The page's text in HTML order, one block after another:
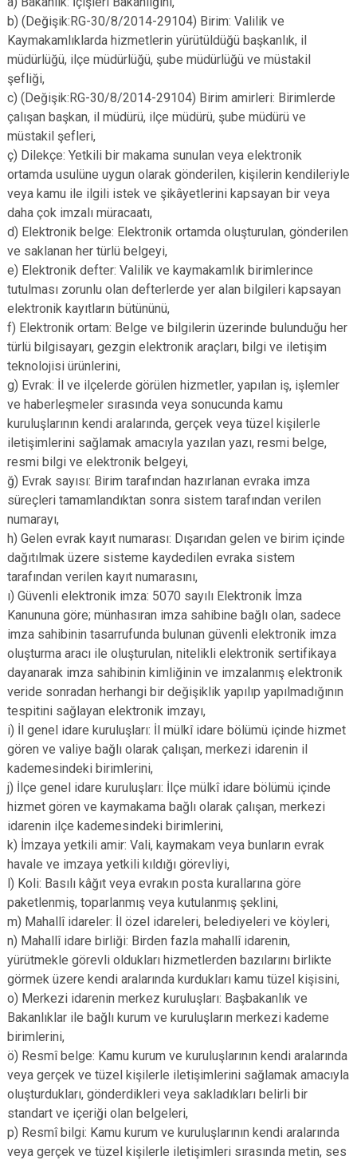
b) (Değişik:RG-30/8/2014-29104) Birim: Valilik ve
Kaymakamlıklarda hizmetlerin yürütüldüğü başkanlık, il
müdürlüğü, ilçe müdürlüğü, şube müdürlüğü ve müstakil
şefliği,
c) (Değişik:RG-30/8/2014-29104) Birim amirleri: Birimlerde
çalışan başkan, il müdürü, ilçe müdürü, şube müdürü ve
müstakil şefleri,
ç) Dilekçe: Yetkili bir makama sunulan veya elektronik
ortamda usulüne uygun olarak gönderilen, kişilerin kendileriyle
veya kamu ile ilgili istek ve şikâyetlerini kapsayan bir veya
daha çok imzalı müracaatı,
d) Elektronik belge: Elektronik ortamda oluşturulan, gönderilen
ve saklanan her türlü belgeyi,
e) Elektronik defter: Valilik ve kaymakamlık birimlerince
tutulması zorunlu olan defterlerde yer alan bilgileri kapsayan
elektronik kayıtların bütününü,
f) Elektronik ortam: Belge ve bilgilerin üzerinde bulunduğu her
türlü bilgisayarı, gezgin elektronik araçları, bilgi ve iletişim
teknolojisi ürünlerini,
g) Evrak: İl ve ilçelerde görülen hizmetler, yapılan iş, işlemler
ve haberleşmeler sırasında veya sonucunda kamu
kuruluşlarının kendi aralarında, gerçek veya tüzel kişilerle
iletişimlerini sağlamak amacıyla yazılan yazı, resmi belge,
resmi bilgi ve elektronik belgeyi,
ğ) Evrak sayısı: Birim tarafından hazırlanan evraka imza
süreçleri tamamlandıktan sonra sistem tarafından verilen
numarayı,
h) Gelen evrak kayıt numarası: Dışarıdan gelen ve birim içinde
dağıtılmak üzere sisteme kaydedilen evraka sistem
tarafından verilen kayıt numarasını,
ı) Güvenli elektronik imza: 5070 sayılı Elektronik İmza
Kanununa göre; münhasıran imza sahibine bağlı olan, sadece
imza sahibinin tasarrufunda bulunan güvenli elektronik imza
oluşturma aracı ile oluşturulan, nitelikli elektronik sertifikaya
dayanarak imza sahibinin kimliğinin ve imzalanmış elektronik
veride sonradan herhangi bir değişiklik yapılıp yapılmadığının
tespitini sağlayan elektronik imzayı,
i) İl genel idare kuruluşları: İl mülkî idare bölümü içinde hizmet
gören ve valiye bağlı olarak çalışan, merkezi idarenin il
kademesindeki birimlerini,
j) İlçe genel idare kuruluşları: İlçe mülkî idare bölümü içinde
hizmet gören ve kaymakama bağlı olarak çalışan, merkezi
idarenin ilçe kademesindeki birimlerini,
k) İmzaya yetkili amir: Vali, kaymakam veya bunların evrak
havale ve imzaya yetkili kıldığı görevliyi,
l) Koli: Basılı kâğıt veya evrakın posta kurallarına göre
paketlenmiş, toparlanmış veya kutulanmış şeklini,
m) Mahallî idareler: İl özel idareleri, belediyeleri ve köyleri,
n) Mahallî idare birliği: Birden fazla mahallî idarenin,
yürütmekle görevli oldukları hizmetlerden bazılarını birlikte
görmek üzere kendi aralarında kurdukları kamu tüzel kişisini,
o) Merkezi idarenin merkez kuruluşları: Başbakanlık ve
Bakanlıklar ile bağlı kurum ve kuruluşların merkezi kademe
birimlerini,
ö) Resmî belge: Kamu kurum ve kuruluşlarının kendi aralarında
veya gerçek ve tüzel kişilerle iletişimlerini sağlamak amacıyla
oluşturdukları, gönderdikleri veya sakladıkları belirli bir
standart ve içeriği olan belgeleri,
p) Resmî bilgi: Kamu kurum ve kuruluşlarının kendi aralarında
veya gerçek ve tüzel kişilerle iletişimleri sırasında metin, ses